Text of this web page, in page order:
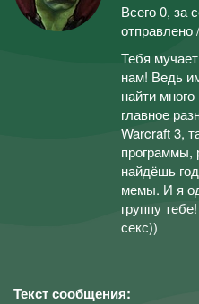
Всего 0, за
отправлено
Тебя
нам! Ведь
найти
главное
Warcraft 3,
программы,
найдёшь
мемы. И я
группу
секс))
Текст сообщения: